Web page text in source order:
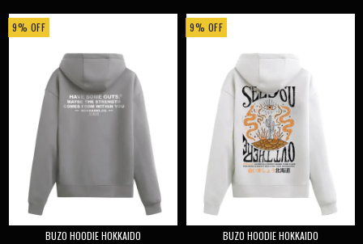
9% OFF
BUZO HOODIE HOKKAIDO
9% OFF
BUZO HOODIE HOKKAIDO